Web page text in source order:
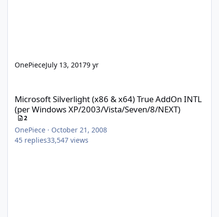
OnePieceJuly 13, 20179 yr
Microsoft Silverlight (x86 & x64) True AddOn INTL
(per Windows XP/2003/Vista/Seven/8/NEXT)
2
OnePiece · October 21, 2008
45 replies33,547 views